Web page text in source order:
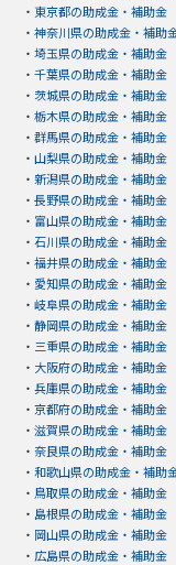
・ 東京都の助成金・補助金
・ 神奈川県の助成金・補助
・ 埼玉県の助成金・補助金
・ 千葉県の助成金・補助金
・ 茨城県の助成金・補助金
・ 栃木県の助成金・補助金
・ 群馬県の助成金・補助金
・ 山梨県の助成金・補助金
・ 新潟県の助成金・補助金
・ 長野県の助成金・補助金
・ 富山県の助成金・補助金
・ 石川県の助成金・補助金
・ 福井県の助成金・補助金
・ 愛知県の助成金・補助金
・ 岐阜県の助成金・補助金
・ 静岡県の助成金・補助金
・ 三重県の助成金・補助金
・ 大阪府の助成金・補助金
・ 兵庫県の助成金・補助金
・ 京都府の助成金・補助金
・ 滋賀県の助成金・補助金
・ 奈良県の助成金・補助金
・ 和歌山県の助成金・補助
・ 鳥取県の助成金・補助金
・ 島根県の助成金・補助金
・ 岡山県の助成金・補助金
・ 広島県の助成金・補助金